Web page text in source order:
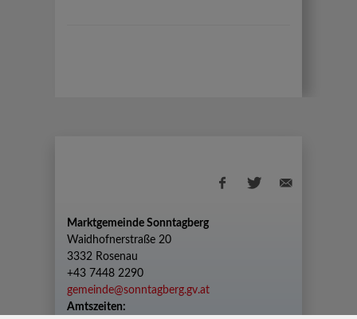
Marktgemeinde Sonntagberg
Waidhofnerstraße 20
3332 Rosenau
+43 7448 2290
gemeinde@sonntagberg.gv.at
Amtszeiten: